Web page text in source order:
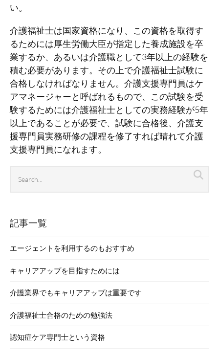
い。
介護福祉士は国家資格になり、この資格を取得す
るためには厚生労働大臣が指定した養成施設を卒
業するか、あるいは介護職として3年以上の経験を
積む必要があります。その上で介護福祉士試験に
合格しなければなりません。介護支援専門員はケ
アマネージャーと呼ばれるもので、この試験を受
験するためには介護福祉士としての実務経験が5年
以上であることが必要で、試験に合格後、介護支
援専門員実務研修の課程を修了すれば晴れて介護
支援専門員になれます。
archives
記事一覧
エージェントを利用するのもおすすめ
キャリアアップを目指すためには
介護業界でもキャリアアップは重要です
介護福祉士合格のための勉強法
認知症ケア専門士という資格